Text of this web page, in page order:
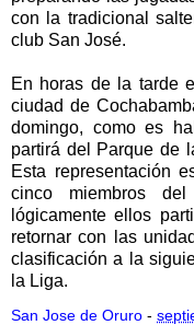
con la tradicional
club San José.
En horas de la tarde
ciudad de
domingo, como es
partirá del Parque de
Esta representación
cinco miembros
lógicamente ellos
retornar con las
clasificación a la
la Liga.
San Jose de Oruro -